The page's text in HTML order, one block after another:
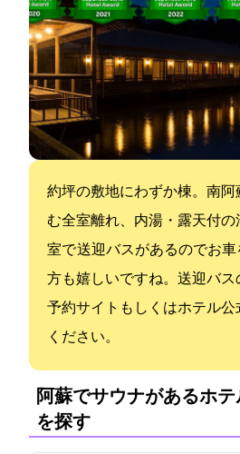
約3000坪の敷地にわずか10棟。
む全室離れ、内湯・露天付の
室で 送迎バスがあるのでお
方も嬉しいですね。送迎バス
予約サイトもしくはホテル
ください。
阿蘇でサウナがあるホテ
を探す